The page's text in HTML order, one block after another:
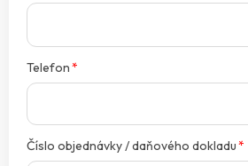
Telefon*
Číslo objednávky / daňového dokladu*